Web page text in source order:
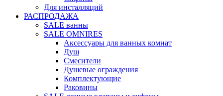
Для инсталляций
РАСПРОДАЖА
SALE ванны
SALE OMNIRES
Аксессуары для ванных комнат
Душ
Смесители
Душевые ограждения
Комплектующие
Раковины